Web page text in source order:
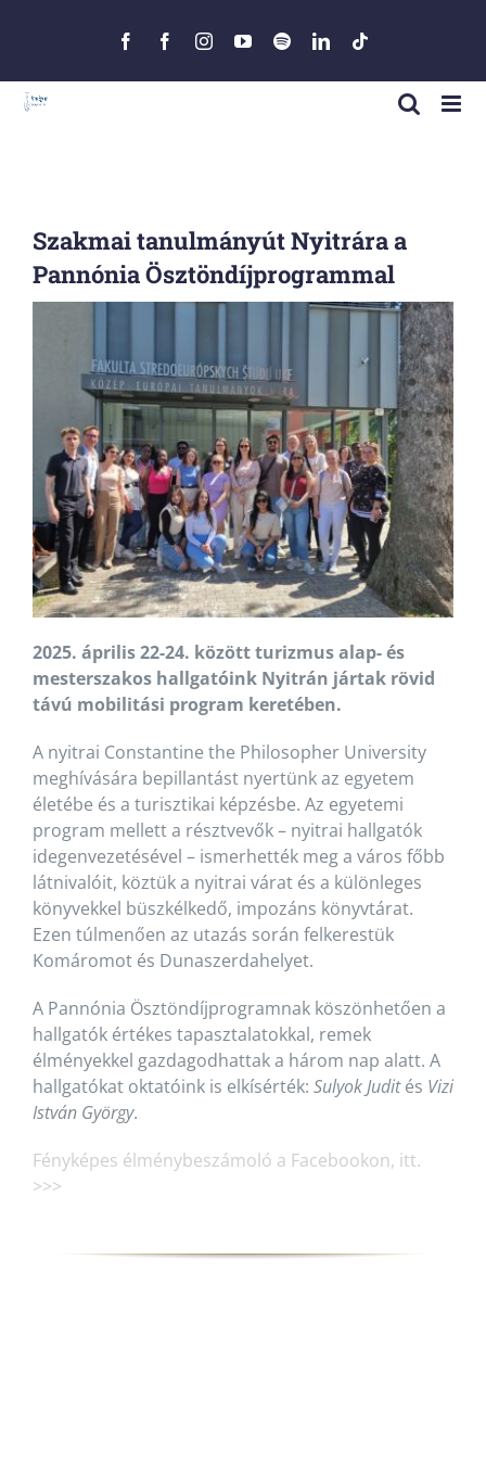
FacebookFacebookInstagramYouTube
SpotifyLinkedIn
Szakmai tanulmányút Nyitrára a
Pannónia Ösztöndíjprogrammal
2025. április 22-24. között turizmus alap- és
mesterszakos hallgatóink Nyitrán jártak rövid
távú mobilitási program keretében.
A nyitrai Constantine the Philosopher University
meghívására bepillantást nyertünk az egyetem
életébe és a turisztikai képzésbe. Az egyetemi
program mellett a résztvevők – nyitrai hallgatók
idegenvezetésével – ismerhették meg a város főbb
látnivalóit, köztük a nyitrai várat és a különleges
könyvekkel büszkélkedő, impozáns könyvtárat.
Ezen túlmenően az utazás során felkerestük
Komáromot és Dunaszerdahelyet.
A Pannónia Ösztöndíjprogramnak köszönhetően a
hallgatók értékes tapasztalatokkal, remek
élményekkel gazdagodhattak a három nap alatt. A
hallgatókat oktatóink is elkísérték: Sulyok Judités Vizi
István György.
Fényképes élménybeszámoló a Facebookon, itt.
>>>